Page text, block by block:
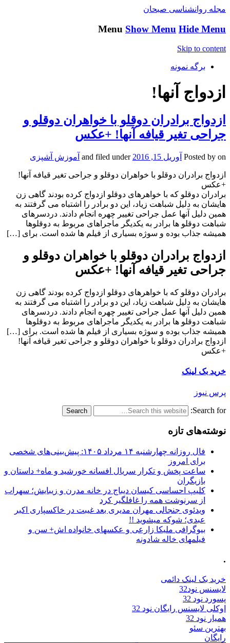
مجله روانشناسی صبحان
Menu Show Menu Hide Menu
Skip to content
برگه نمونه
ازدواج آنها!
ازدواج برادران دوقلو با خواهران دوقلو و
جراحی تغیر قیافه آنها! +عکس
Posted by on آوریل 15, 2016 and filed under آموزش آشپزی
ازدواج برادران دوقلو با خواهران دوقلو و جراحی تغیر قیافه آنها!
+عکس
برادران دوقلو که با خواهرهای دوقلو ازدواج کرده بودند گاهی زن
هایشان به دلیل شباهت زیاد، این دو برادر را اشتباه می گرفتند به
همین دلیل آنها عمل جراحی تغییر چهره انجام دادند. دردسرهای
شباهت دوقلو ها برادر به یکدیگر ماجراهای مربوط به دوقلوها
همیشه جذاب بوده و سوژه بسیاری از فیلم ها شده است. برای […]
ازدواج برادران دوقلو با خواهران دوقلو و
جراحی تغیر قیافه آنها! +عکس
برادران دوقلو که با خواهرهای دوقلو ازدواج کرده بودند گاهی زن
هایشان به دلیل شباهت زیاد، این دو برادر را اشتباه می گرفتند به
همین دلیل آنها عمل جراحی تغییر چهره انجام دادند. دردسرهای
شباهت دوقلو ها برادر به یکدیگر ماجراهای مربوط به دوقلوها
همیشه جذاب بوده و سوژه بسیاری از فیلم ها شده است. برای […]
ازدواج برادران دوقلو با خواهران دوقلو و جراحی تغیر قیافه آنها!
+عکس
خرید بک لینک
پرس نیوز
Search for:
نوشته‌های تازه
فال روزانه چهارشنبه ۱۴ مرداد ۱۴۰۵: پیش‌بینی‌های شخصی
برای امروز
ساعت پخش و تکرار سریال افسانه خورشید و ماه+ داستان و
بازیگران
کلیپ احساسی کیسان دیباج در خانه مدرن و زیبایش؛ سهراب
از سرنوشت همه را غافلگیر کرد
ویدئوی جنجالی مهران مدیری بعد غیبت در خاکسپاری اکبر
عبدی؛ شوکه میشوید !!
بیوگرافی ملیکا زارعی و عکسهای خانواده اش+ سن و
فیلمهای خاله شادونه
.
خرید بک لینک دائمی
لایسنس نود32
پسورد نود 32
اوکلی لایسنس رایگان نود 32
همیار نود 32
بهترین سئو
رایگان